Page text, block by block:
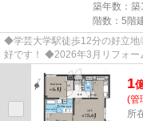
築年数：築
階数：5階
◆学芸大学駅徒歩12分の好立
好です！ ◆2026年3月リフォー
心・二重床・二重天井
1
(管
所